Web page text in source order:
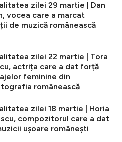
zilei 29 martie | Dan
vocea care a marcat
de muzică românească
zilei 22 martie | Tora
actrița care a dat forță
feminine din
românească
zilei 18 martie | Horia
compozitorul care a dat
ușoare românești